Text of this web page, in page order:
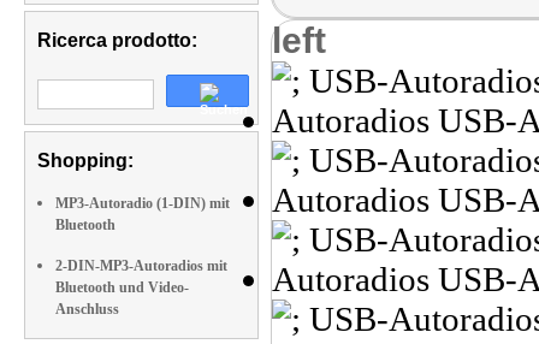
Ricerca prodotto:
Shopping:
MP3-Autoradio (1-DIN) mit
Bluetooth
2-DIN-MP3-Autoradios mit
Bluetooth und Video-
Anschluss
left